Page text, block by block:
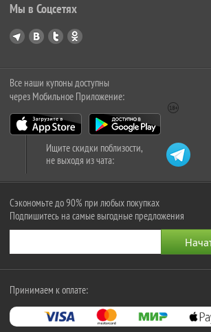
Мы в Соцсетях
Все наши купоны доступны
через Мобильное Приложение:
Ищите скидки поблизости,
не выходя из чата:
Сэкономьте до 90% при любых покупках
Подпишитесь на самые выгодные предложения
Принимаем к оплате: